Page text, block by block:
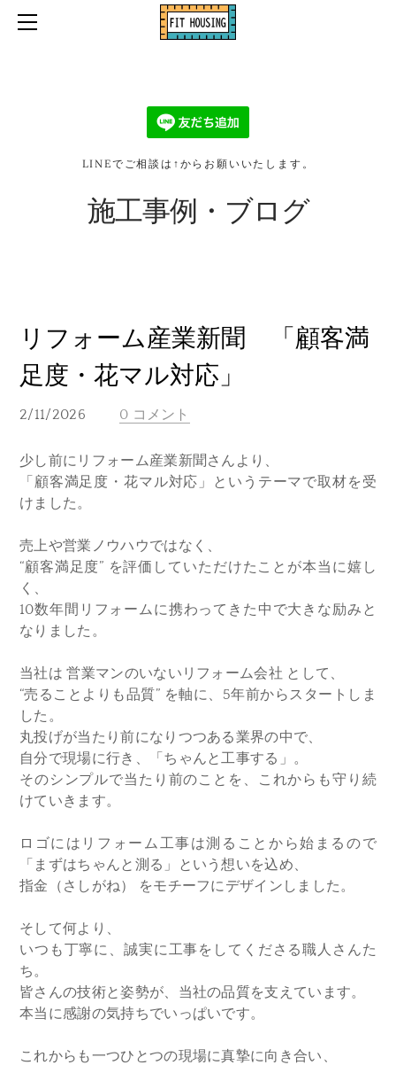
LINEでご相談は↑からお願いいたします。
施工事例・ブログ
リフォーム産業新聞 「顧客満
足度・花マル対応」
2/11/2026 0 コメント
少し前にリフォーム産業新聞さんより、
「顧客満足度・花マル対応」というテーマで取材を受
けました。
売上や営業ノウハウではなく、
“顧客満足度” を評価していただけたことが本当に嬉し
く、
10数年間リフォームに携わってきた中で大きな励みと
なりました。
当社は 営業マンのいないリフォーム会社 として、
“売ることよりも品質” を軸に、5年前からスタートしま
した。
丸投げが当たり前になりつつある業界の中で、
自分で現場に行き、「ちゃんと工事する」。
そのシンプルで当たり前のことを、これからも守り続
けていきます。
ロゴにはリフォーム工事は測ることから始まるので
「まずはちゃんと測る」という想いを込め、
指金（さしがね） をモチーフにデザインしました。
そして何より、
いつも丁寧に、誠実に工事をしてくださる職人さんた
ち。
皆さんの技術と姿勢が、当社の品質を支えています。
本当に感謝の気持ちでいっぱいです。
これからも一つひとつの現場に真摯に向き合い、
ホーム
施工事例・ブログ
会社情報
2026リフォーム補助金